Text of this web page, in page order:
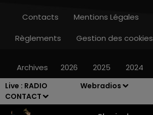
Live : RADIO
CONTACT
Webradios
Contacts Mentions Légales
Règlements
Gestion des cookies
Archives 2026 2025 2024